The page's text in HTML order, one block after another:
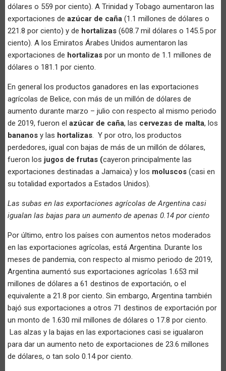
dólares o 559 por ciento). A Trinidad y Tobago aumentaron las
exportaciones de azúcar de caña (1.1 millones de dólares o
221.8 por ciento) y de hortalizas (608.7 mil dólares o 145.5 por
ciento). A los Emiratos Árabes Unidos aumentaron las
exportaciones de hortalizas por un monto de 1.1 millones de
dólares o 181.1 por ciento.
En general los productos ganadores en las exportaciones
agrícolas de Belice, con más de un millón de dólares de
aumento durante marzo – julio con respecto al mismo periodo
de 2019, fueron el azúcar de caña, las cervezas de malta, los
bananos y las hortalizas. Y por otro, los productos
perdedores, igual con bajas de más de un millón de dólares,
fueron los jugos de frutas (cayeron principalmente las
exportaciones destinadas a Jamaica) y los moluscos (casi en
su totalidad exportados a Estados Unidos).
Las subas en las exportaciones agrícolas de Argentina casi
igualan las bajas para un aumento de apenas 0.14 por ciento
Por último, entro los países con aumentos netos moderados
en las exportaciones agrícolas, está Argentina. Durante los
meses de pandemia, con respecto al mismo periodo de 2019,
Argentina aumentó sus exportaciones agrícolas 1.653 mil
millones de dólares a 61 destinos de exportación, o el
equivalente a 21.8 por ciento. Sin embargo, Argentina también
bajó sus exportaciones a otros 71 destinos de exportación por
un monto de 1.630 mil millones de dólares o 17.8 por ciento.
Las alzas y la bajas en las exportaciones casi se igualaron
para dar un aumento neto de exportaciones de 23.6 millones
de dólares, o tan solo 0.14 por ciento.